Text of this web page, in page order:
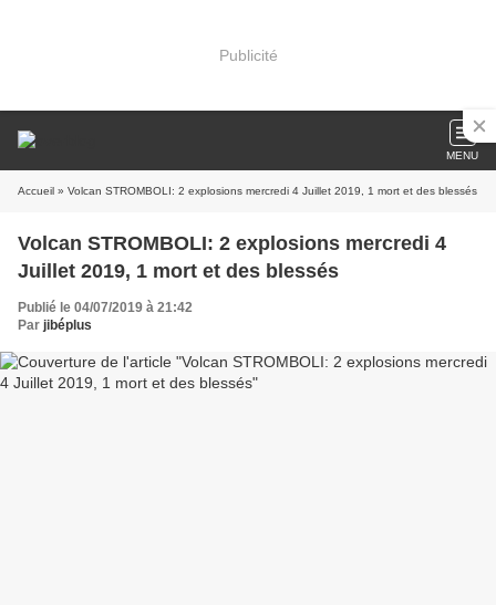
Publicité
MENU
Accueil » Volcan STROMBOLI: 2 explosions mercredi 4 Juillet 2019, 1 mort et des blessés
Volcan STROMBOLI: 2 explosions mercredi 4
Juillet 2019, 1 mort et des blessés
Publié le 04/07/2019 à 21:42
Par jibéplus